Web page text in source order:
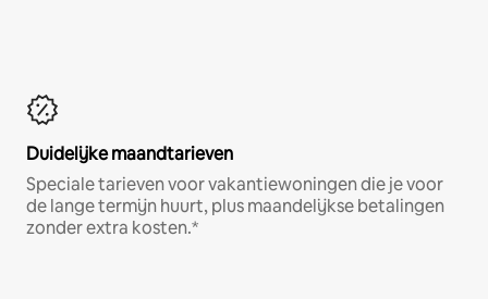
Duidelijke maandtarieven
Speciale tarieven voor vakantiewoningen die je voor
de lange termijn huurt, plus maandelijkse betalingen
zonder extra kosten.*